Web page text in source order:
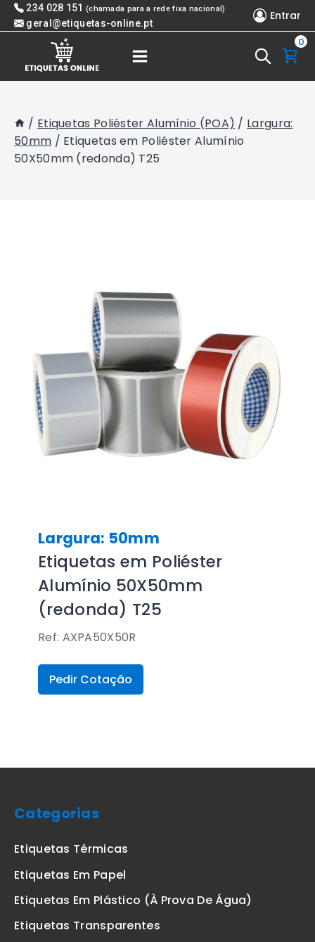
Skip 234 028 151 (chamada para a rede fixa nacional)
geral@etiquetas-online.pt
Entrar
0
/ Etiquetas Poliéster Alumínio (POA) / Largura:
50mm / Etiquetas em Poliéster Alumínio
50X50mm (redonda) T25
Largura: 50mm
Etiquetas em Poliéster
Alumínio 50X50mm
(redonda) T25
Ref: AXPA50X50R
Pedir Cotação
Categorias
Etiquetas Térmicas
Etiquetas Em Papel
Etiquetas Em Plástico (à Prova De Água)
Etiquetas Transparentes